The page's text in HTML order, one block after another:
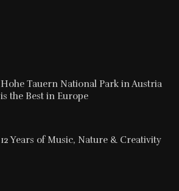
Hohe Tauern National Park in Austria
is the Best in Europe
12 Years of Music, Nature & Creativity